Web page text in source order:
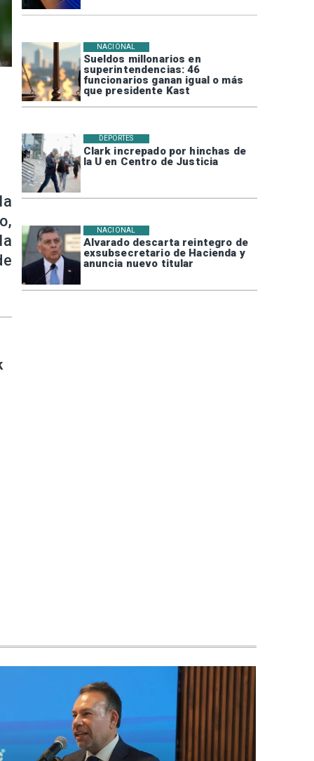
Sueldos millonarios en
superintendencias: 46
funcionarios ganan igual o más
que presidente Kast
NACIONAL
Clark increpado por hinchas de
la U en Centro de Justicia
DEPORTES
Alvarado descarta reintegro de
exsubsecretario de Hacienda y
anuncia nuevo titular
NACIONAL